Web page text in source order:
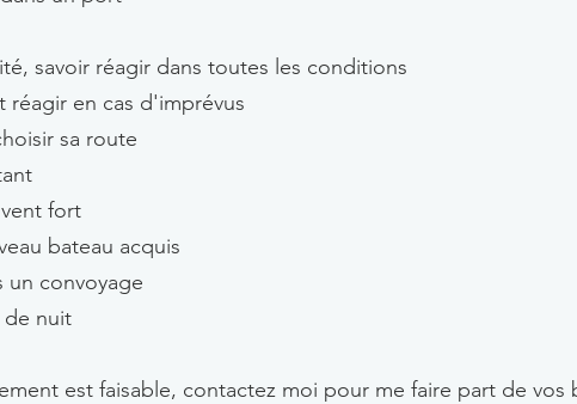
savoir réagir dans toutes les conditions
en cas d'imprévus
sa route
fort
bateau acquis
un convoyage
de nuit
est faisable, contactez moi pour me faire part de vos